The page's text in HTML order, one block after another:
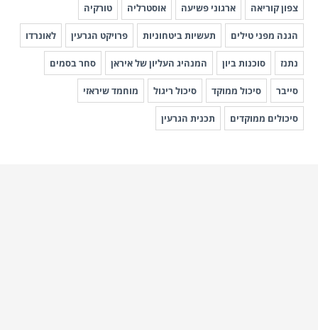
צפון קוריאה ארגוני פשיעה אוסטרליה טורקיה
הגנה מפני טילים תעשיות ביטחוניות פרויקט הגרעין לאונרדו
נתנז סוכנות ביון המנהיג העליון של איראן סחר בסמים
סייבר סיכול ממוקד סיכול ריגול מוחמד שיראזי
סיכולים ממוקדים תכנית הגרעין